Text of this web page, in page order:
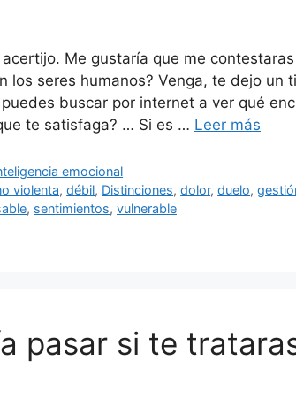
Me gustaría que me
los seres humanos? Venga, te dejo un
buscar por internet a ver qué
te satisfaga? … Si es … Leer más
emocional
violenta,débil, Distinciones,dolor,duelo,
, sentimientos, vulnerable
pasar si te